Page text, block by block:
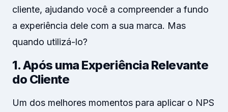
cliente, ajudando você a compreender a fundo
a experiência dele com a sua marca. Mas
quando utilizá-lo?
1. Após uma Experiência Relevante
do Cliente
Um dos melhores momentos para aplicar o NPS